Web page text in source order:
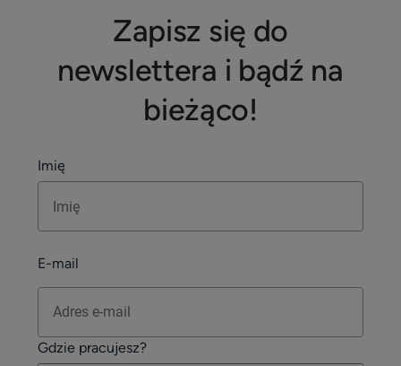
Zapisz się do
newslettera i bądź na
bieżąco!
Imię
E-mail
Gdzie pracujesz?